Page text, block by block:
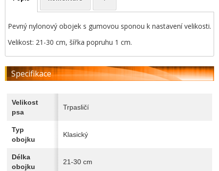
Pevný nylonový obojek s gumovou sponou k nastavení velikosti.
Velikost: 21-30 cm, šířka popruhu 1 cm.
Specifikace
Velikost
psa
Trpasličí
Typ
obojku
Klasický
Délka
obojku
21-30 cm